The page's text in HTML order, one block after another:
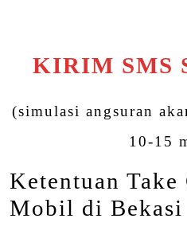
KIRIM SMS
(simulasi angsuran
10-15
Ketentuan
Mobil di Bekasi